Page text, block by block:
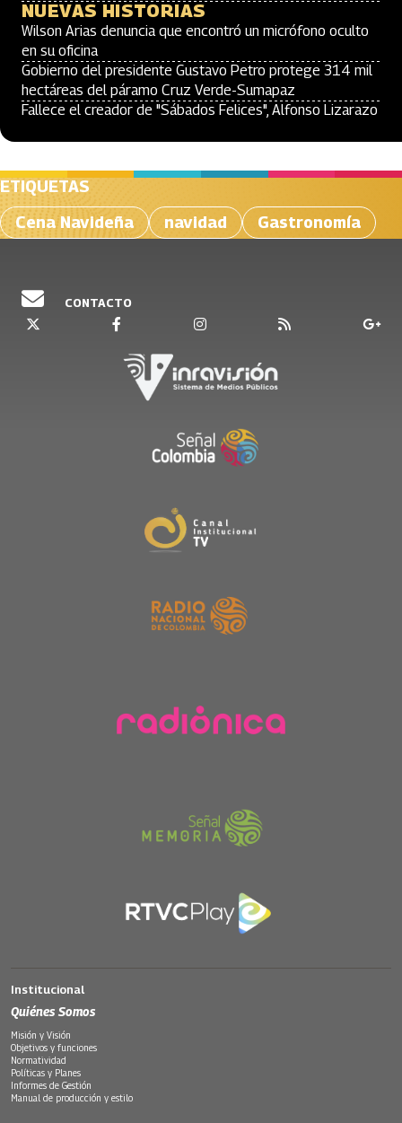
NUEVAS HISTORIAS
Wilson Arias denuncia que encontró un micrófono oculto
en su oficina
Gobierno del presidente Gustavo Petro protege 314 mil
hectáreas del páramo Cruz Verde-Sumapaz
Fallece el creador de "Sábados Felices", Alfonso Lizarazo
ETIQUETAS
Cena Navideña
navidad Gastronomía
CONTACTO
Institucional
Quiénes Somos
Misión y Visión
Objetivos y funciones
Normatividad
Políticas y Planes
Informes de Gestión
Manual de producción y estilo